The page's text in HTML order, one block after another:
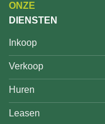
ONZE
DIENSTEN
Inkoop
Verkoop
Huren
Leasen